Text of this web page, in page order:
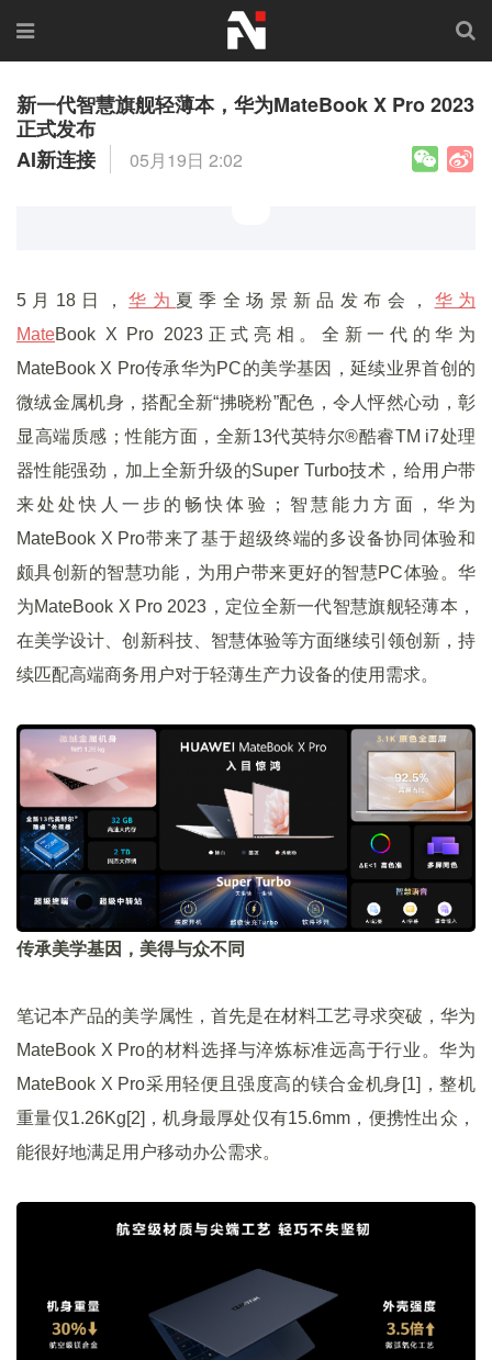
新一代智慧旗舰轻薄本，华为MateBook X Pro 2023
正式发布
AI新连接
05月19日 2:02
5月18日，华为 夏季全场景新品发布会， 华为
MateBook X Pro 2023正式亮相。全新一代的华为
MateBook X Pro传承华为PC的美学基因，延续业界首创的
微绒金属机身，搭配全新“拂晓粉”配色，令人怦然心动，彰
显高端质感；性能方面，全新13代英特尔®酷睿TM i7处理
器性能强劲，加上全新升级的Super Turbo技术，给用户带
来处处快人一步的畅快体验；智慧能力方面，华为
MateBook X Pro带来了基于超级终端的多设备协同体验和
颇具创新的智慧功能，为用户带来更好的智慧PC体验。华
为MateBook X Pro 2023，定位全新一代智慧旗舰轻薄本，
在美学设计、创新科技、智慧体验等方面继续引领创新，持
续匹配高端商务用户对于轻薄生产力设备的使用需求。
传承美学基因，美得与众不同
笔记本产品的美学属性，首先是在材料工艺寻求突破，华为
MateBook X Pro的材料选择与淬炼标准远高于行业。华为
MateBook X Pro采用轻便且强度高的镁合金机身[1]，整机
重量仅1.26Kg[2]，机身最厚处仅有15.6mm，便携性出众，
能很好地满足用户移动办公需求。